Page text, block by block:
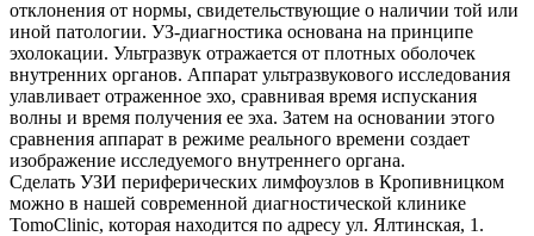
отклонения от нормы, свидетельствующие о наличии той или
иной патологии. УЗ-диагностика основана на принципе
эхолокации. Ультразвук отражается от плотных оболочек
внутренних органов. Аппарат ультразвукового исследования
улавливает отраженное эхо, сравнивая время испускания
волны и время получения ее эха. Затем на основании этого
сравнения аппарат в режиме реального времени создает
изображение исследуемого внутреннего органа.
Сделать УЗИ периферических лимфоузлов в Кропивницком
можно в нашей современной диагностической клинике
TomoClinic, которая находится по адресу ул. Ялтинская, 1.